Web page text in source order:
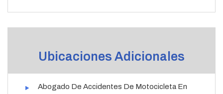
Ubicaciones Adicionales
Abogado De Accidentes De Motocicleta En